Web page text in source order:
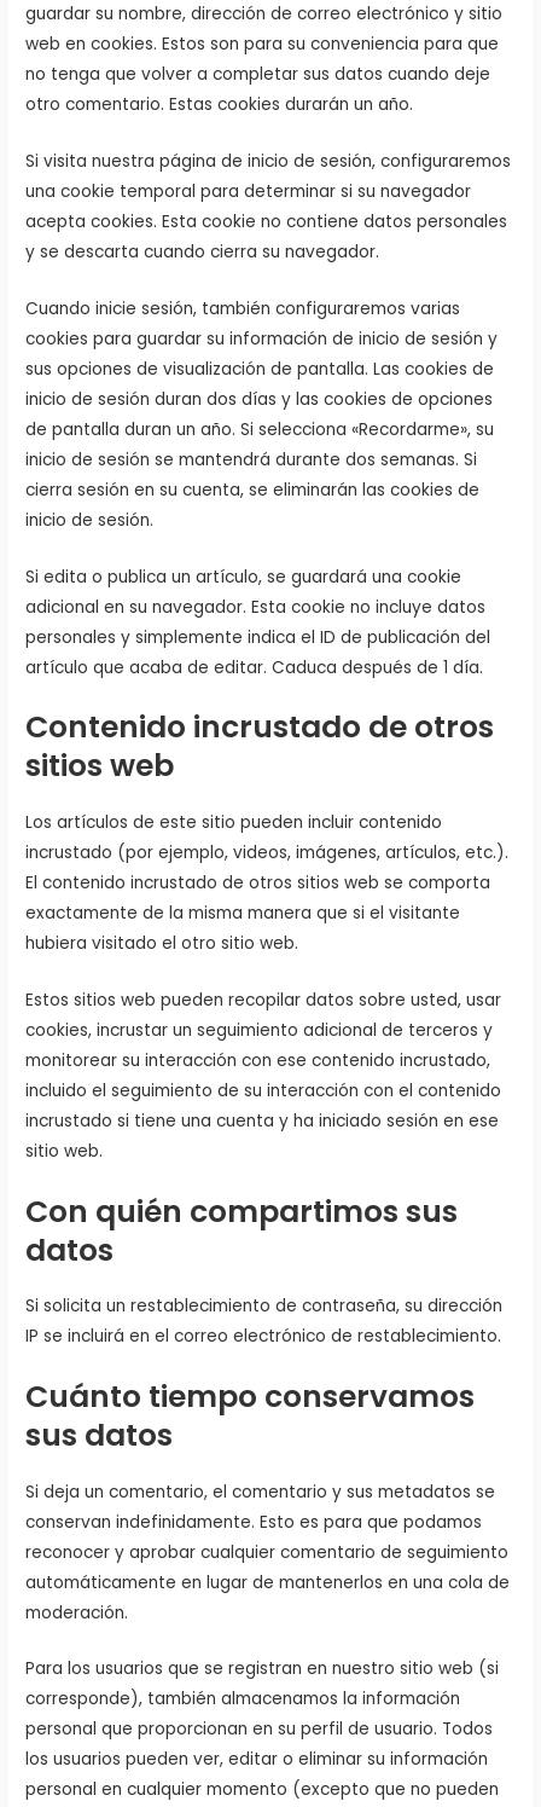
guardar su nombre, dirección de correo electrónico y sitio
web en cookies. Estos son para su conveniencia para que
no tenga que volver a completar sus datos cuando deje
otro comentario. Estas cookies durarán un año.
Si visita nuestra página de inicio de sesión, configuraremos
una cookie temporal para determinar si su navegador
acepta cookies. Esta cookie no contiene datos personales
y se descarta cuando cierra su navegador.
Cuando inicie sesión, también configuraremos varias
cookies para guardar su información de inicio de sesión y
sus opciones de visualización de pantalla. Las cookies de
inicio de sesión duran dos días y las cookies de opciones
de pantalla duran un año. Si selecciona «Recordarme», su
inicio de sesión se mantendrá durante dos semanas. Si
cierra sesión en su cuenta, se eliminarán las cookies de
inicio de sesión.
Si edita o publica un artículo, se guardará una cookie
adicional en su navegador. Esta cookie no incluye datos
personales y simplemente indica el ID de publicación del
artículo que acaba de editar. Caduca después de 1 día.
Contenido incrustado de otros
sitios web
Los artículos de este sitio pueden incluir contenido
incrustado (por ejemplo, videos, imágenes, artículos, etc.).
El contenido incrustado de otros sitios web se comporta
exactamente de la misma manera que si el visitante
hubiera visitado el otro sitio web.
Estos sitios web pueden recopilar datos sobre usted, usar
cookies, incrustar un seguimiento adicional de terceros y
monitorear su interacción con ese contenido incrustado,
incluido el seguimiento de su interacción con el contenido
incrustado si tiene una cuenta y ha iniciado sesión en ese
sitio web.
Con quién compartimos sus
datos
Si solicita un restablecimiento de contraseña, su dirección
IP se incluirá en el correo electrónico de restablecimiento.
Cuánto tiempo conservamos
sus datos
Si deja un comentario, el comentario y sus metadatos se
conservan indefinidamente. Esto es para que podamos
reconocer y aprobar cualquier comentario de seguimiento
automáticamente en lugar de mantenerlos en una cola de
moderación.
Para los usuarios que se registran en nuestro sitio web (si
corresponde), también almacenamos la información
personal que proporcionan en su perfil de usuario. Todos
los usuarios pueden ver, editar o eliminar su información
personal en cualquier momento (excepto que no pueden